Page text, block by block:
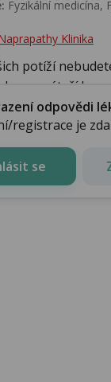
Fyzikální medicína,
Naprapathy Klinika
potíží
a páteří b...
odpovědi
registrace je
se